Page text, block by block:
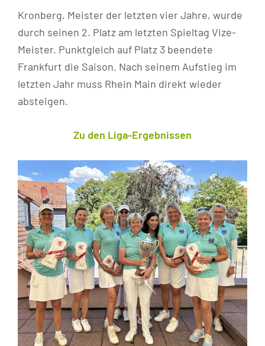
Kronberg, Meister der letzten vier Jahre, wurde
durch seinen 2. Platz am letzten Spieltag Vize-
Meister. Punktgleich auf Platz 3 beendete
Frankfurt die Saison. Nach seinem Aufstieg im
letzten Jahr muss Rhein Main direkt wieder
absteigen.
Zu den Liga-Ergebnissen